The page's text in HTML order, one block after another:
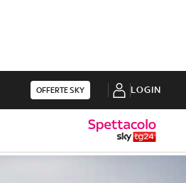
OFFERTE SKY LOGIN